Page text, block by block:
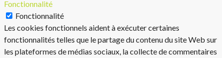
Fonctionnalité
Fonctionnalité
Les cookies fonctionnels aident à exécuter certaines
fonctionnalités telles que le partage du contenu du site Web sur
les plateformes de médias sociaux, la collecte de commentaires